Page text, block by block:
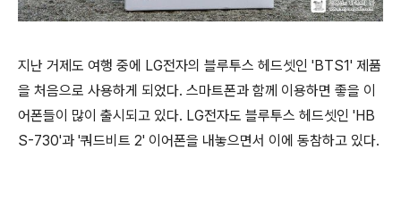
지난 거제도 여행 중에 LG전자의 블루투스 헤드셋인 'BTS1' 제품
을 처음으로 사용하게 되었다. 스마트폰과 함께 이용하면 좋을 이
어폰들이 많이 출시되고 있다. LG전자도 블루투스 헤드셋인 'HB
S-730'과 '쿼드비트 2' 이어폰을 내놓으면서 이에 동참하고 있다.